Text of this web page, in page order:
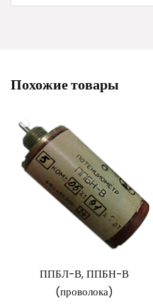
Похожие товары
ППБЛ-В, ППБН-В
(проволока)